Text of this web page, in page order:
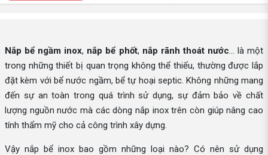
Nắp bể ngầm inox, nắp bể phốt, nắp rãnh thoát nước… là một
trong những thiết bị quan trọng không thể thiếu, thường được lắp
đặt kèm với bể nước ngầm, bể tự hoại septic. Không những mang
đến sự an toàn trong quá trình sử dụng, sự đảm bảo về chất
lượng nguồn nước mà các dòng nắp inox trên còn giúp nâng cao
tính thẩm mỹ cho cả công trình xây dựng.
Vậy nắp bể inox bao gồm những loại nào? Có nên sử dụng